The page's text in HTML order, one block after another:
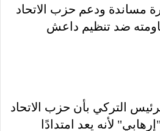
مساندة ودعم حزب الاتحاد
ضد تنظيم داعش
التركي بأن حزب الاتحاد
لأنه يعد امتدادًا